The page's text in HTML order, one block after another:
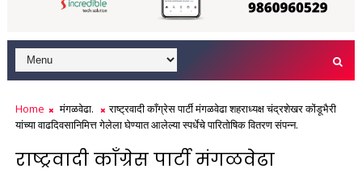
Home मंगळवेढा.
राष्ट्रवादी काँग्रेस पार्टी मंगळवेढा शहराध्यक्ष चंद्रशेखर कोंडूभैरी
यांच्या वाढदिवसानिमित्त गेलेला घेण्यात आलेल्या स्पर्धेचे पारितोषिक वितरण संपन्न.
राष्ट्रवादी काँग्रेस पार्टी मंगळवेढा